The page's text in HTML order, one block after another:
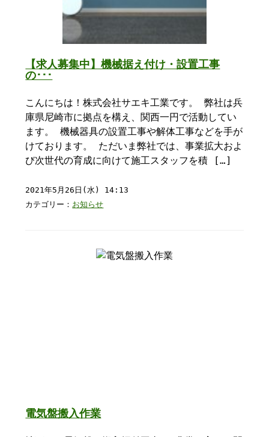
【求人募集中】機械据え付け・設置工事
の･･･
こんにちは！株式会社サエキ工業です。 弊社は兵
庫県尼崎市に拠点を構え、関西一円で活動してい
ます。 機械器具の設置工事や解体工事などを手が
けております。 ただいま弊社では、事業拡大およ
び次世代の育成に向けて施工スタッフを積 […]
2021年5月26日(水) 14:13
カテゴリー： お知らせ
電気盤搬入作業